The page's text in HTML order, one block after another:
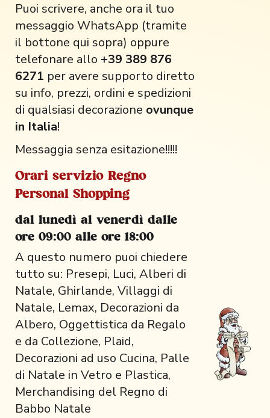
Puoi scrivere, anche ora il tuo
messaggio WhatsApp (tramite
il bottone qui sopra) oppure
telefonare allo +39 389 876
6271 per avere supporto diretto
su info, prezzi, ordini e spedizioni
di qualsiasi decorazione ovunque
in Italia!
Messaggia senza esitazione!!!!!
Orari servizio Regno
Personal Shopping
dal lunedì al venerdì dalle
ore 09:00 alle ore 18:00
A questo numero puoi chiedere
tutto su: Presepi, Luci, Alberi di
Natale, Ghirlande, Villaggi di
Natale, Lemax, Decorazioni da
Albero, Oggettistica da Regalo
e da Collezione, Plaid,
Decorazioni ad uso Cucina, Palle
di Natale in Vetro e Plastica,
Merchandising del Regno di
Babbo Natale